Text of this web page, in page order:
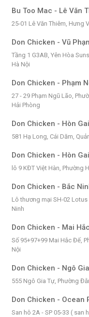
Bu Too Mac - Lê Văn
25-01 Lê Văn Thiêm, Hưng
Don Chicken - Vũ
Tầng 1 G3AB, Yên Hòa
Hà Nội
Don Chicken - Phạm
27 - 29 Phạm Ngũ Lão,
Hải Phòng
Don Chicken - Hòn
581 Hạ Long, Cái Dăm,
Don Chicken - Hòn
lô 9 KĐT Việt Hàn, Phường
Don Chicken - Bắc
Lô thương mại SH-02 Lotus
Ninh
Don Chicken - Mai
Số 95+97+99 Mai Hắc Đế,
Nội
Don Chicken - Ngô
555 Ngô Gia Tự, Phường
Don Chicken - Ocean
San hô 2A - SP 05-33 ( san